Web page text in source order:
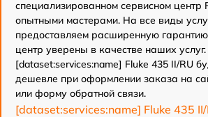
специализированном сервисном центр
опытными мастерами. На все виды
предоставляем расширенную
центр уверены в качестве наших услуг.
[dataset:services:name] Fluke 435 II/RU
дешевле при оформлении заказа на
или форму обратной связи.
[dataset:services:name] Fluke 435 II/